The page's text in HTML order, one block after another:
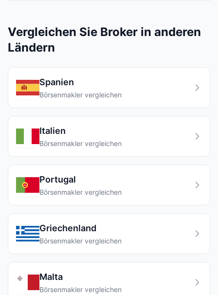
Vergleichen Sie Broker in anderen
Ländern
Spanien
Börsenmakler vergleichen
Italien
Börsenmakler vergleichen
Portugal
Börsenmakler vergleichen
Griechenland
Börsenmakler vergleichen
Malta
Börsenmakler vergleichen